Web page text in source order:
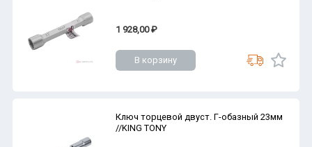
1 928,00 ₽
В корзину
Ключ торцевой двуст. Г-обазный 23мм
//KING TONY